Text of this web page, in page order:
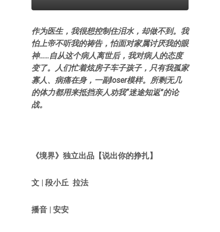
作为医生，我很想控制住泪水，却做不到。我
怕上帝不听我的祷告，怕面对家属讨厌我的眼
神……自从这个病人离世后，我对病人的态度
变了。人们忙着炫房子车子孩子，只有我孤家
寡人、病痛在身，一副loser模样。所剩无几
的体力都用来抵挡亲人劝我“迷途知返”的论
战。
《境界》独立出品【说出你的挣扎】
文 | 段小丘 拉法
播音 | 安安